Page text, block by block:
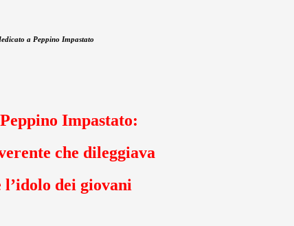
a Peppino Impastato
Impastato:
che dileggiava
l’idolo dei giovani